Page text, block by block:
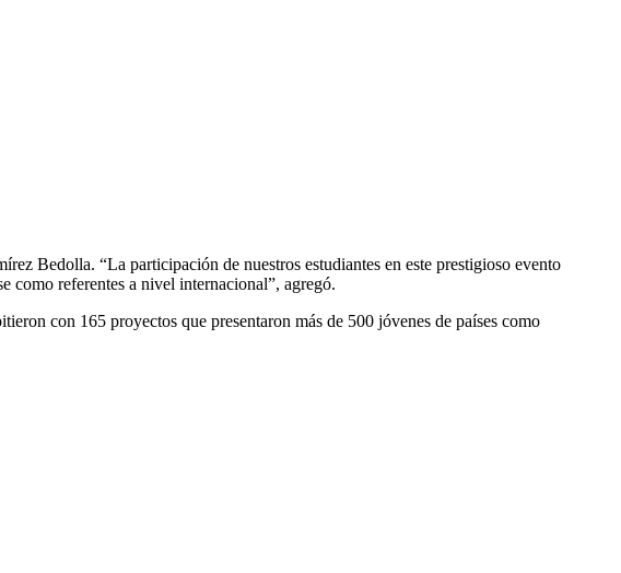
Bedolla. “La participación de nuestros estudiantes en este prestigioso evento
como referentes a nivel internacional”, agregó.
con 165 proyectos que presentaron más de 500 jóvenes de países como